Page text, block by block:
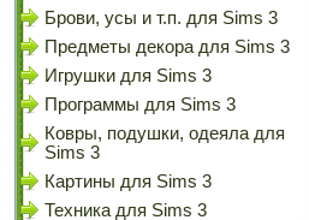
Брови, усы и т.п. для Sims 3
Предметы декора для Sims 3
Игрушки для Sims 3
Программы для Sims 3
Ковры, подушки, одеяла для
Sims 3
Картины для Sims 3
Техника для Sims 3